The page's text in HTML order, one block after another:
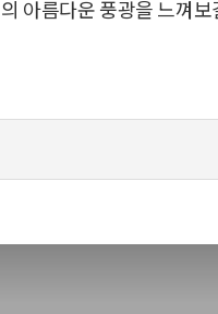
아름다운 풍광을 느껴보